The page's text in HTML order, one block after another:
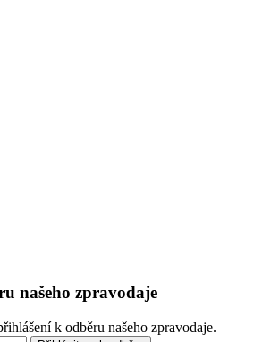
našeho zpravodaje
k odběru našeho zpravodaje.